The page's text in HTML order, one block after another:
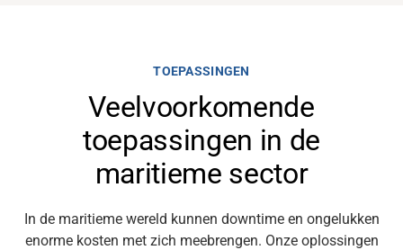
Mediabank
TOEPASSINGEN
Veelvoorkomende
toepassingen in de
maritieme sector
In de maritieme wereld kunnen downtime en ongelukken
enorme kosten met zich meebrengen. Onze oplossingen